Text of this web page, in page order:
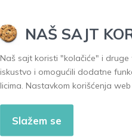
NAŠ SAJT
Naš sajt koristi "kolačiće" i
iskustvo i omogućili dodatne
licima. Nastavkom korišćenja
Slažem se